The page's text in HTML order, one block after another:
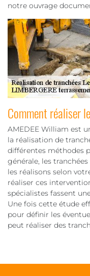
notre ouvrage
Comment réaliser
AMEDEE William est
la réalisation de
différentes méthodes
générale, les
les réalisons selon
réaliser ces
spécialistes fassent
Une fois cette étude
pour définir les
peut réaliser des